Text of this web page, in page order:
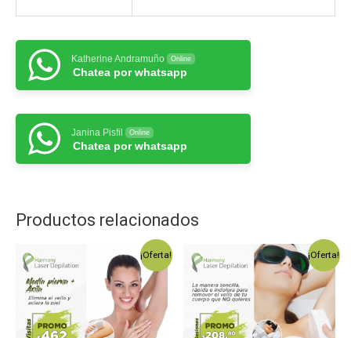
Katherine Andramuño Online
Chatea por whatsapp
Janina Pisfil Online
Chatea por whatsapp
Productos relacionados
¡Oferta! ¡Oferta!